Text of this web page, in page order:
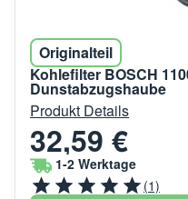
Originalteil
Kohlefilter BOSCH
Dunstabzugshaube
Produkt Details
32,59 €
1-2 Werktage
(1)